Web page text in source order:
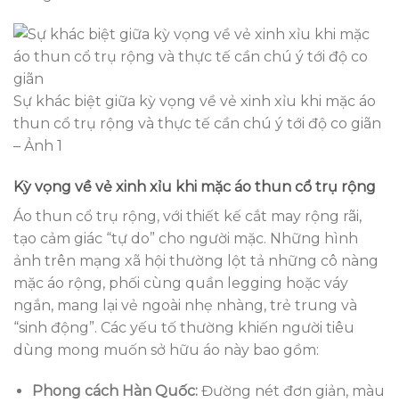
Sự khác biệt giữa kỳ vọng về vẻ xinh xỉu khi mặc áo
thun cổ trụ rộng và thực tế cần chú ý tới độ co giãn
– Ảnh 1
Kỳ vọng về vẻ xinh xỉu khi mặc áo thun cổ trụ rộng
Áo thun cổ trụ rộng, với thiết kế cắt may rộng rãi,
tạo cảm giác “tự do” cho người mặc. Những hình
ảnh trên mạng xã hội thường lột tả những cô nàng
mặc áo rộng, phối cùng quần legging hoặc váy
ngắn, mang lại vẻ ngoài nhẹ nhàng, trẻ trung và
“sinh động”. Các yếu tố thường khiến người tiêu
dùng mong muốn sở hữu áo này bao gồm:
Phong cách Hàn Quốc:Đường nét đơn giản, màu